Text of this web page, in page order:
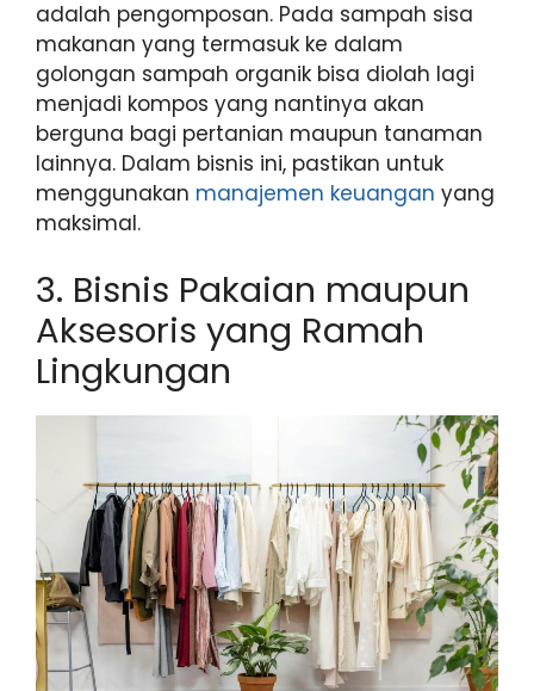
adalah pengomposan. Pada sampah sisa
makanan yang termasuk ke dalam
golongan sampah organik bisa diolah lagi
menjadi kompos yang nantinya akan
berguna bagi pertanian maupun tanaman
lainnya. Dalam bisnis ini, pastikan untuk
menggunakan manajemen keuangan yang
maksimal.
3. Bisnis Pakaian maupun
Aksesoris yang Ramah
Lingkungan